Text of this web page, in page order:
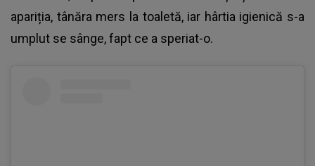
apariția, tânăra mers la toaletă, iar hârtia igienică s-a
umplut se sânge, fapt ce a speriat-o.